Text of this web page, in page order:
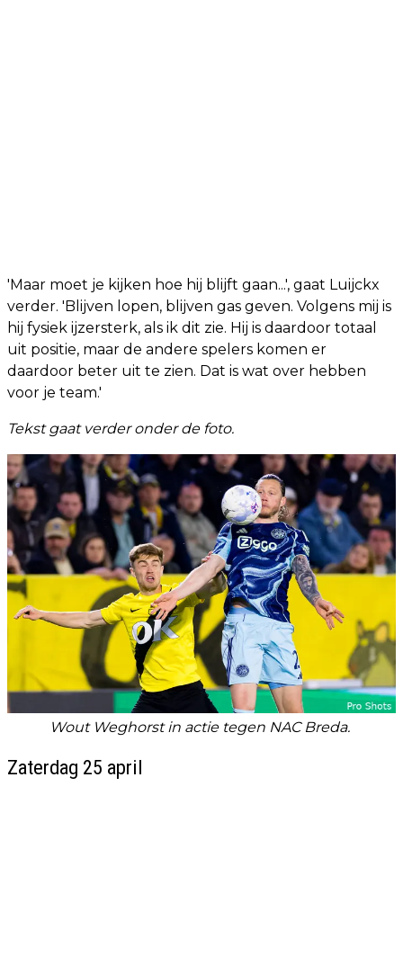
'Maar moet je kijken hoe hij blijft gaan...', gaat Luijckx
verder. 'Blijven lopen, blijven gas geven. Volgens mij is
hij fysiek ijzersterk, als ik dit zie. Hij is daardoor totaal
uit positie, maar de andere spelers komen er
daardoor beter uit te zien. Dat is wat over hebben
voor je team.'
Tekst gaat verder onder de foto.
Wout Weghorst in actie tegen NAC Breda.
Zaterdag 25 april